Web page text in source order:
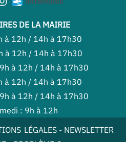
DE LA MAIRIE
à 12h / 14h à 17h30
à 12h / 14h à 17h30
à 12h / 14h à 17h30
à 12h / 14h à 17h30
à 12h / 14h à 17h30
: 9h à 12h
LÉGALES - NEWSLETTER